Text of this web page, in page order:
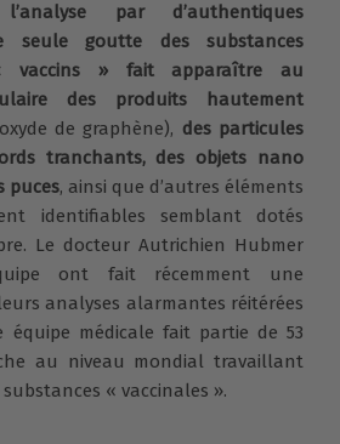
l’analyse par d’authentiques
seule goutte des substances
vaccins » fait apparaître au
des produits hautement
de graphène), des particules
tranchants, des objets nano
puces, ainsi que d’autres éléments
identifiables semblant dotés
Le docteur Autrichien Hubmer
ont fait récemment une
analyses alarmantes réitérées
équipe médicale fait partie de 53
au niveau mondial travaillant
« vaccinales ».